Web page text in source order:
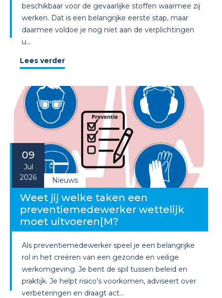
beschikbaar voor de gevaarlijke stoffen waarmee zij
werken. Dat is een belangrijke eerste stap, maar
daarmee voldoe je nog niet aan de verplichtingen
u...
Lees verder
09
Jul
2026
Nieuws
Weet jij welke taken een
preventiemedewerker wettelijk
moet uitvoeren[M?
Als preventiemedewerker speel je een belangrijke
rol in het creëren van een gezonde en veilige
werkomgeving. Je bent de spil tussen beleid en
praktijk. Je helpt risico’s voorkomen, adviseert over
verbeteringen en draagt act...